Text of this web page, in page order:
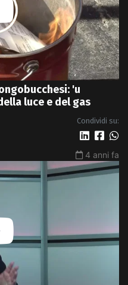
'u
luce e del gas
Condividi su:
4 anni fa